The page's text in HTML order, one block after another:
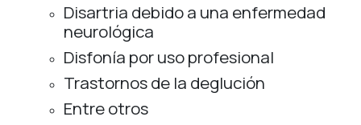
Disartria debido a una enfermedad
neurológica
Disfonía por uso profesional
Trastornos de la deglución
Entre otros